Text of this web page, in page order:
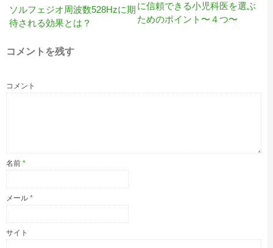
ソルフェジオ周波数528Hzに期
待される効果とは？
に信頼できる小児科医を選ぶ
ためのポイント〜４つ〜
コメントを残す
コメント
名前 *
メール *
サイト